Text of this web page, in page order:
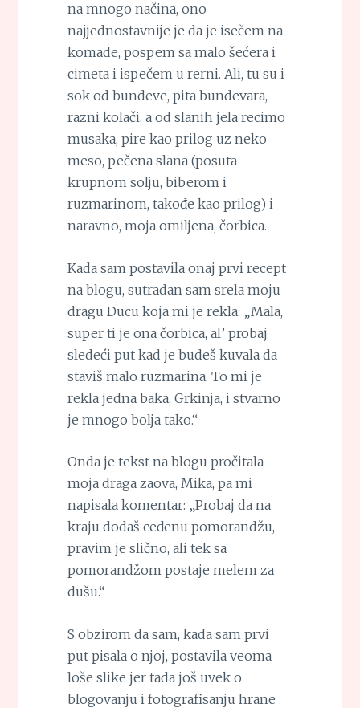
na mnogo načina, ono
najjednostavnije je da je isečem na
komade, pospem sa malo šećera i
cimeta i ispečem u rerni. Ali, tu su i
sok od bundeve, pita bundevara,
razni kolači, a od slanih jela recimo
musaka, pire kao prilog uz neko
meso, pečena slana (posuta
krupnom solju, biberom i
ruzmarinom, takođe kao prilog) i
naravno, moja omiljena, čorbica.
Kada sam postavila onaj prvi recept
na blogu, sutradan sam srela moju
dragu Ducu koja mi je rekla: „Mala,
super ti je ona čorbica, al’ probaj
sledeći put kad je budeš kuvala da
staviš malo ruzmarina. To mi je
rekla jedna baka, Grkinja, i stvarno
je mnogo bolja tako.“
Onda je tekst na blogu pročitala
moja draga zaova, Mika, pa mi
napisala komentar: „Probaj da na
kraju dodaš ceđenu pomorandžu,
pravim je slično, ali tek sa
pomorandžom postaje melem za
dušu.“
S obzirom da sam, kada sam prvi
put pisala o njoj, postavila veoma
loše slike jer tada još uvek o
blogovanju i fotografisanju hrane